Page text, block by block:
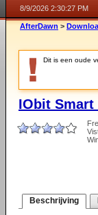
8/9/2026 2:30:27 PM
AfterDawn >
Dit is een oude
IObit Smart
Beschrijving